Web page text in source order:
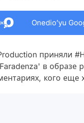
Onedio’yu
приняли
в образе
кого еще